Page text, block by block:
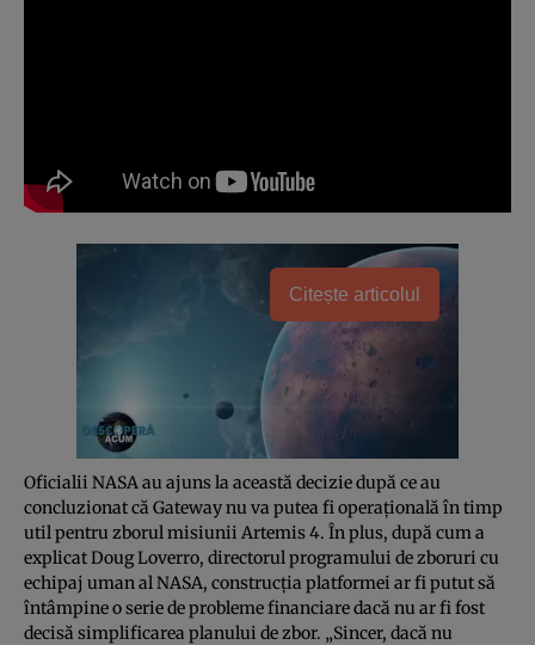
Citește articolul
Oficialii NASA au ajuns la această decizie după ce au
concluzionat că Gateway nu va putea fi operaţională în timp
util pentru zborul misiunii Artemis 4. În plus, după cum a
explicat Doug Loverro, directorul programului de zboruri cu
echipaj uman al NASA, construcţia platformei ar fi putut să
întâmpine o serie de probleme financiare dacă nu ar fi fost
decisă simplificarea planului de zbor. „Sincer, dacă nu